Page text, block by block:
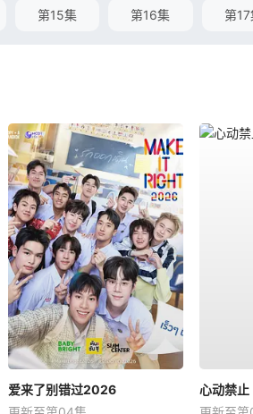
第15集 第16集 第
爱来了别错过2026
心动禁止